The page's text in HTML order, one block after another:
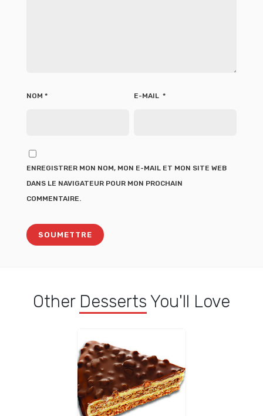
NOM * E-MAIL *
ENREGISTRER MON NOM, MON E-MAIL ET MON SITE WEB
DANS LE NAVIGATEUR POUR MON PROCHAIN
COMMENTAIRE.
Other Desserts You'll Love